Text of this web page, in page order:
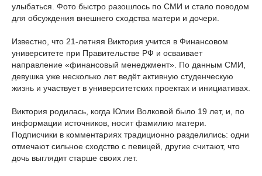
улыбаться. Фото быстро разошлось по СМИ и стало поводом
для обсуждения внешнего сходства матери и дочери.
Известно, что 21-летняя Виктория учится в Финансовом
университете при Правительстве РФ и осваивает
направление «финансовый менеджмент». По данным СМИ,
девушка уже несколько лет ведёт активную студенческую
жизнь и участвует в университетских проектах и инициативах.
Виктория родилась, когда Юлии Волковой было 19 лет, и, по
информации источников, носит фамилию матери.
Подписчики в комментариях традиционно разделились: одни
отмечают сильное сходство с певицей, другие считают, что
дочь выглядит старше своих лет.